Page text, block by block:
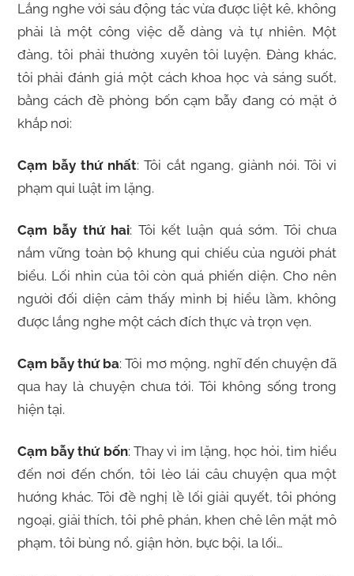
Lắng nghe với sáu động tác vừa được liệt kê, không
phải là một công việc dễ dàng và tự nhiên. Một
đàng, tôi phải thường xuyên tôi luyện. Đàng khác,
tôi phải đánh giá một cách khoa học và sáng suốt,
bằng cách đề phòng bốn cạm bẫy đang có mặt ở
khắp nơi:
Cạm bẫy thứ nhất: Tôi cắt ngang, giành nói. Tôi vi
phạm qui luật im lặng.
Cạm bẫy thứ hai: Tôi kết luận quá sớm. Tôi chưa
nắm vững toàn bộ khung qui chiếu của người phát
biểu. Lối nhìn của tôi còn quá phiến diện. Cho nên
người đối diện cảm thấy mình bị hiểu lầm, không
được lắng nghe một cách đích thực và trọn vẹn.
Cạm bẫy thứ ba: Tôi mơ mộng, nghĩ đến chuyện đã
qua hay là chuyện chưa tới. Tôi không sống trong
hiện tại.
Cạm bẫy thứ bốn: Thay vì im lặng, học hỏi, tìm hiểu
đến nơi đến chốn, tôi lèo lái câu chuyện qua một
hướng khác. Tôi đề nghị lề lối giải quyết, tôi phóng
ngoại, giải thích, tôi phê phán, khen chê lên mặt mô
phạm, tôi bùng nổ, giận hờn, bực bội, la lối…